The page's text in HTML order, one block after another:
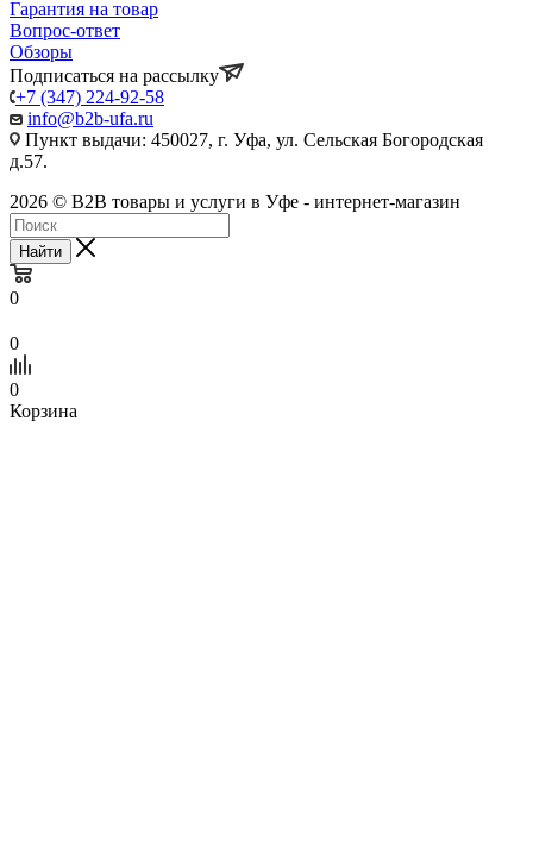
Гарантия на товар
Вопрос-ответ
Обзоры
Подписаться на рассылку
+7 (347) 224-92-58
info@b2b-ufa.ru
Пункт выдачи: 450027, г. Уфа, ул. Сельская Богородская
д.57.
2026 © B2B товары и услуги в Уфе - интернет-магазин
Найти
0
0
0
Корзина